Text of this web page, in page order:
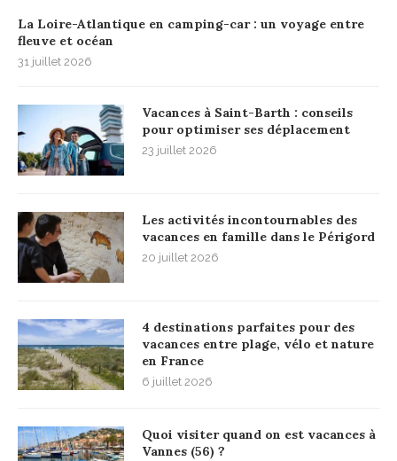
La Loire-Atlantique en camping-car : un voyage entre
fleuve et océan
31 juillet 2026
Vacances à Saint-Barth : conseils
pour optimiser ses déplacement
23 juillet 2026
Les activités incontournables des
vacances en famille dans le Périgord
20 juillet 2026
4 destinations parfaites pour des
vacances entre plage, vélo et nature
en France
6 juillet 2026
Quoi visiter quand on est vacances à
Vannes (56) ?